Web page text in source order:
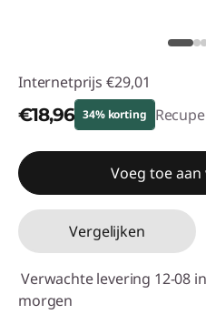
Internetprijs €29,01
€18,96 34% korting
eCoupon-besparingen :-
Voeg toe
Vergelijken
Verwachte levering 12-08
morgen